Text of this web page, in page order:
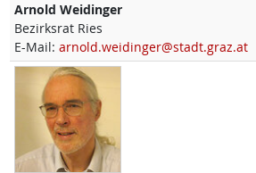
Arnold Weidinger
Bezirksrat Ries
E-Mail: arnold.weidinger@stadt.graz.at